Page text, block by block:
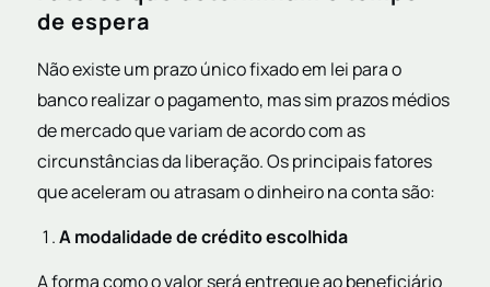
de espera
Não existe um prazo único fixado em lei para o
banco realizar o pagamento, mas sim prazos médios
de mercado que variam de acordo com as
circunstâncias da liberação. Os principais fatores
que aceleram ou atrasam o dinheiro na conta são:
A modalidade de crédito escolhida
A forma como o valor será entregue ao beneficiário